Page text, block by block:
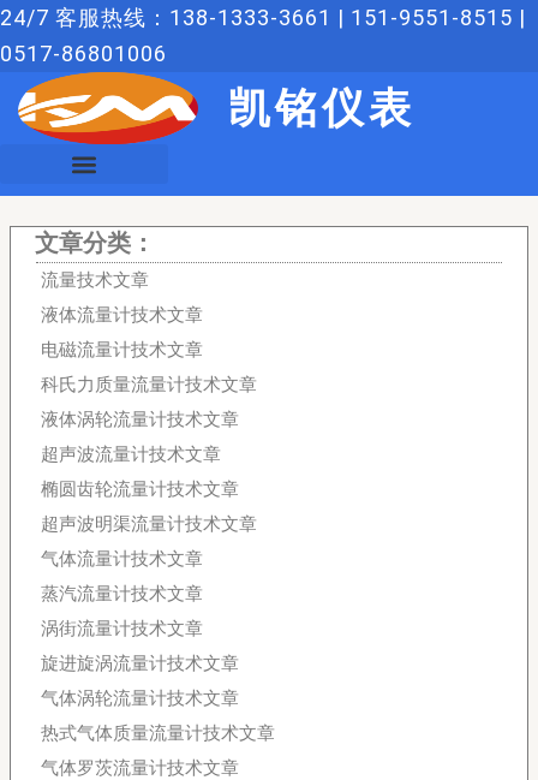
跳
至
24/7 客服热线：138-1333-3661 | 151-9551-8515 |
0517-86801006
凯铭仪表
文章分类：
流量技术文章
液体流量计技术文章
电磁流量计技术文章
科氏力质量流量计技术文章
液体涡轮流量计技术文章
超声波流量计技术文章
椭圆齿轮流量计技术文章
超声波明渠流量计技术文章
气体流量计技术文章
蒸汽流量计技术文章
涡街流量计技术文章
旋进旋涡流量计技术文章
气体涡轮流量计技术文章
热式气体质量流量计技术文章
气体罗茨流量计技术文章